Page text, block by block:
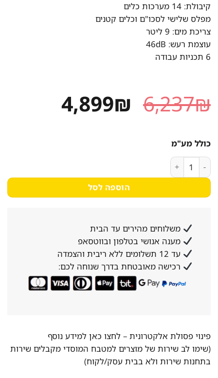
קיבולת: 14 מערכות כלים
מפלס שלישי לסכו"ם וכלים קטנים
צריכת מים: 9 ליטר
עוצמת רעש: 46dB
6 תכניות עבודה
6,237₪ המחיר
המקורי
4,899₪ המחיר
כולל מע"מ
כמות של מדיח כלים Bosch SMS4HCI40G בוש
הוספה לסל
משלוחים מהירים עד הבית
מענה אנושי בטלפון ובווטסאפ
עד 12 תשלומים ללא ריבית והצמדה
רכישה מאובטחת בדרך שנוחה לכם:
פינוי פסולת אלקטרונית –לחצו כאן למידע נוסף
(שימו לב שירות של מוצרים למטבח המוסדי מקבלים שירות
בתחנות שירות ולא בבית עסק/לקוח)